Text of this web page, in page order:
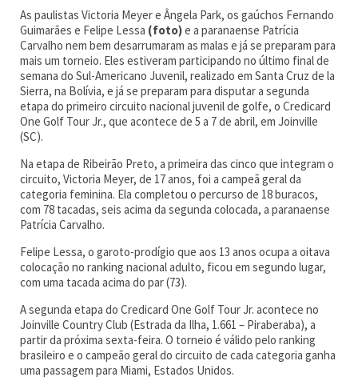
As paulistas Victoria Meyer e Ângela Park, os gaúchos Fernando
Guimarães e Felipe Lessa (foto)e a paranaense Patrícia
Carvalho nem bem desarrumaram as malas e já se preparam para
mais um torneio. Eles estiveram participando no último final de
semana do Sul-Americano Juvenil, realizado em Santa Cruz de la
Sierra, na Bolívia, e já se preparam para disputar a segunda
etapa do primeiro circuito nacional juvenil de golfe, o Credicard
One Golf Tour Jr., que acontece de 5 a 7 de abril, em Joinville
(SC).
Na etapa de Ribeirão Preto, a primeira das cinco que integram o
circuito, Victoria Meyer, de 17 anos, foi a campeã geral da
categoria feminina. Ela completou o percurso de 18 buracos,
com 78 tacadas, seis acima da segunda colocada, a paranaense
Patrícia Carvalho.
Felipe Lessa, o garoto-prodígio que aos 13 anos ocupa a oitava
colocação no ranking nacional adulto, ficou em segundo lugar,
com uma tacada acima do par (73).
A segunda etapa do Credicard One Golf Tour Jr. acontece no
Joinville Country Club (Estrada da Ilha, 1.661 – Piraberaba), a
partir da próxima sexta-feira. O torneio é válido pelo ranking
brasileiro e o campeão geral do circuito de cada categoria ganha
uma passagem para Miami, Estados Unidos.